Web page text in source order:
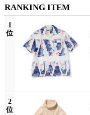
RANKING ITEM
1
位
2
位